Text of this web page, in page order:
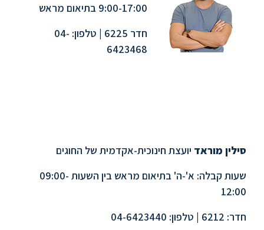
9:00-17:00 בתיאום מראש
חדר 6225 | טלפון: 04-
6423468
סילין מוראד יועצת חינוכית-אקדמית של החוגים
שעות קבלה: א'-ה' בתיאום מראש בין השעות 09:00-
12:00
חדר: 6212 | טלפון: 04-6423440